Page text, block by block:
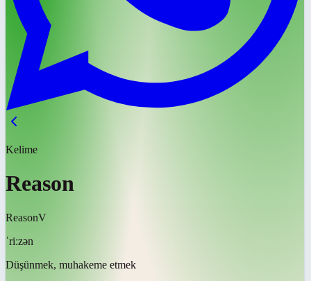
Kelime
Reason
ReasonV
ˈriːzən
Düşünmek, muhakeme etmek